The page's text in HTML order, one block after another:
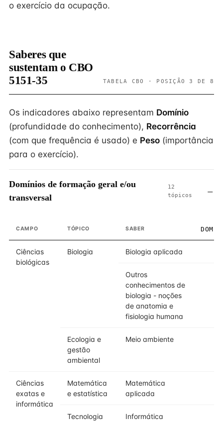
o exercício da ocupação.
Saberes que
sustentam o CBO
5151-35
TABELA CBO · POSIÇÃO 3 DE 8
Os indicadores abaixo representam Domínio
(profundidade do conhecimento), Recorrência
(com que frequência é usado) e Peso (importância
para o exercício).
Domínios de formação geral e/ou
transversal
12
tópicos
CAMPO TÓPICO SABER
Ciências
biológicas
Biologia Biologia aplicada
Outros
conhecimentos de
biologia - noções
de anatomia e
fisiologia humana
Ecologia e
gestão
ambiental
Meio ambiente
Ciências
exatas e
informática
Matemática
e estatística
Matemática
aplicada
Tecnologia
Informática